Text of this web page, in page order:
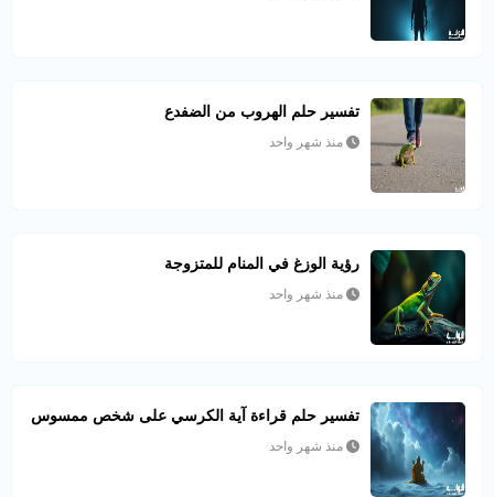
تفسير حلم الهروب من الضفدع
منذ شهر واحد
رؤية الوزغ في المنام للمتزوجة
منذ شهر واحد
تفسير حلم قراءة آية الكرسي على شخص ممسوس
منذ شهر واحد